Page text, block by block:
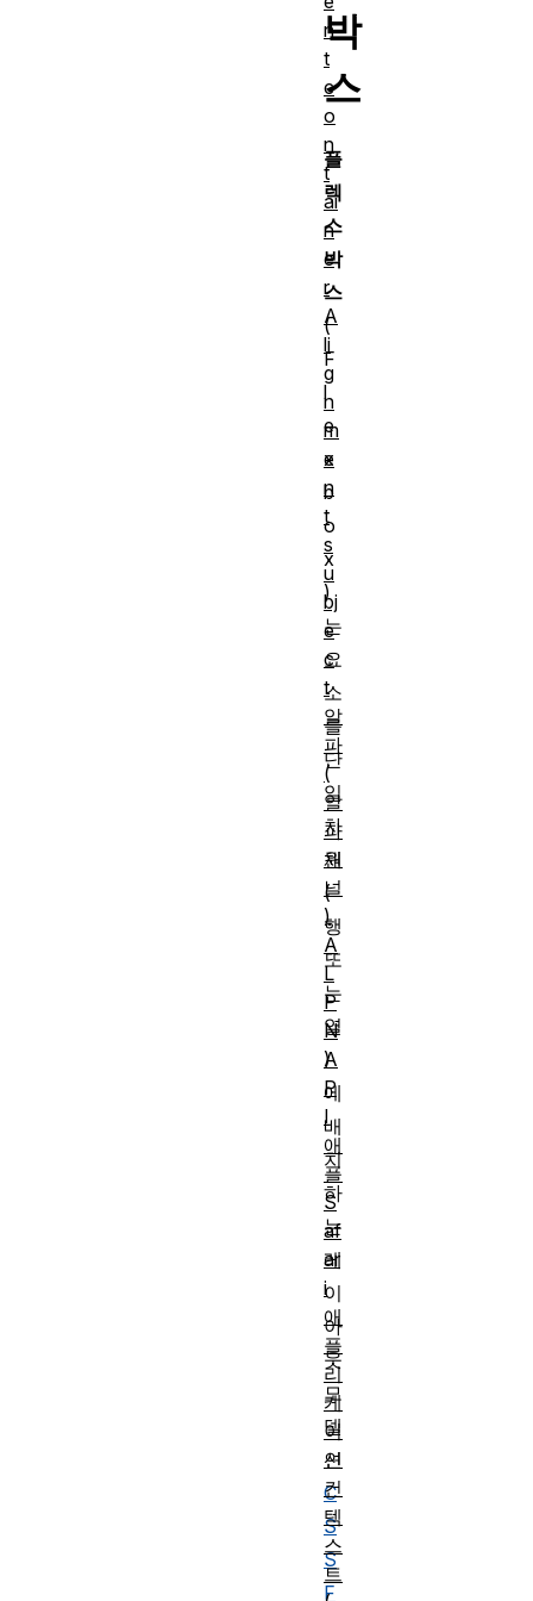
박
스
플
렉
스
박
스
(
F
l
e
x
b
o
x
)
는
요
소
를
단
일
차
원
(
행
또
는
열
)
에
배
치
하
는
레
이
아
웃
모
델
인
C
S
S
F
n
t
c
o
n
t
ai
n
e
r
A
li
g
n
m
e
n
t
s
u
bj
e
c
t
알
파
(
알
파
채
널
)
A
L
P
N
A
P
I
애
플
S
af
ar
i
애
플
리
케
이
션
컨
텍
스
트